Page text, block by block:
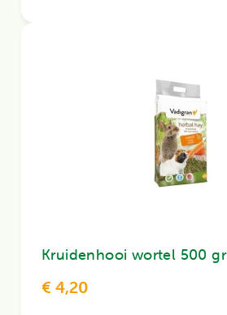
Kruidenhooi wortel 500 gr
€ 4,20